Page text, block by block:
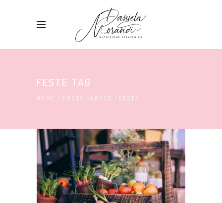
FESTE TAG
HOME / POSTS TAGGED "FESTE"